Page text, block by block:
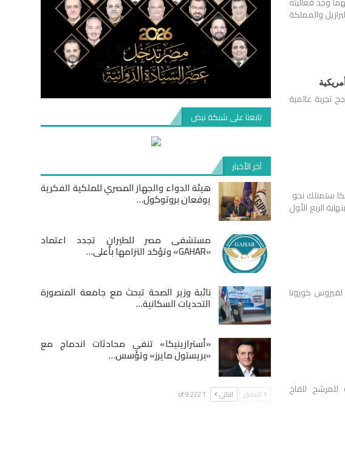
أجريت على 23 ألف متطوع في البرازيل والمملكة
تجربة عالمية
ستمتلك نحو
الى نحو 700 مليون جرعة بنهاية الربع الأول
لفيروس كورونا
للمرشح للقاح
تابعنا على شبكة نبض
آخر الأخبار
هيئة الدواء والجهاز المصري للملكية الفكرية
يوقعان بروتوكول…
مستشفى مصر للطيران تجدد اعتماد
«GAHAR» وتؤكد التزامها بأعلى…
نائبة وزير الصحة تبحث مع جامعة المنصورة
التحديات السكانية…
«أسترازينيكا» تنفي محادثات اندماج مع
«بريستول مايرز» وتؤسس…
السابق التالى 1 of 9٬222